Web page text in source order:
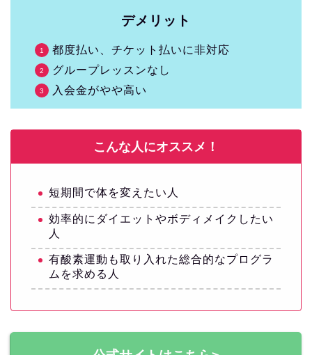
デメリット
都度払い、チケット払いに非対応
グループレッスンなし
入会金がやや高い
こんな人にオススメ！
短期間で体を変えたい人
効率的にダイエットやボディメイクしたい
人
有酸素運動も取り入れた総合的なプログラ
ムを求める人